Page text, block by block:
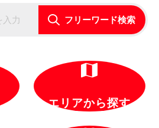
フリーワード検索
エリアから探す